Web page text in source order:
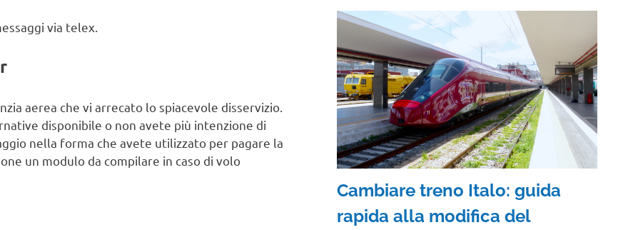
via telex.
aerea che vi arrecato lo spiacevole disservizio.
disponibile o non avete più intenzione di
nella forma che avete utilizzato per pagare la
un modulo da compilare in caso di volo
Cambiare treno Italo: guida
rapida alla modifica del